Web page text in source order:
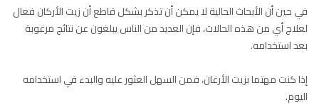
في حين أن الأبحاث الحالية لا يمكن أن تذكر بشكل قاطع أن زيت الأركان فعال
لعلاج أي من هذه الحالات، فإن العديد من الناس يبلغون عن نتائج مرغوبة
بعد استخدامه.
إذا كنت مهتما بزيت الأرغان، فمن السهل العثور عليه والبدء في استخدامه
اليوم.